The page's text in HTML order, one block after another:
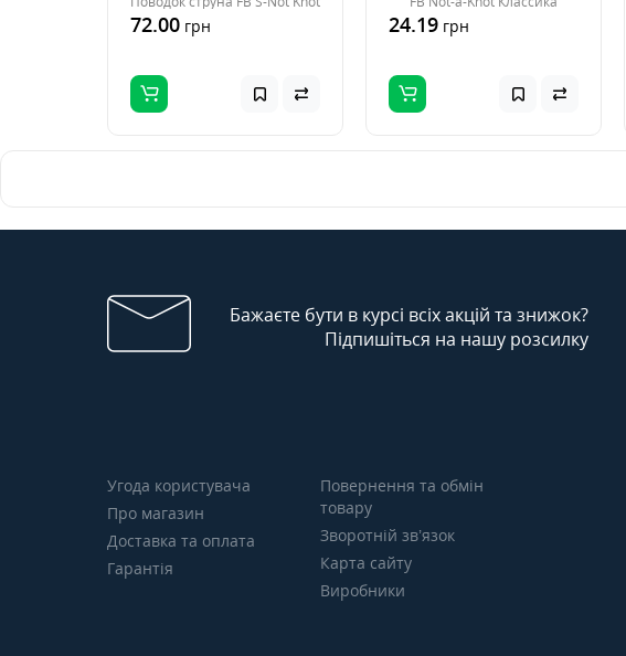
72.00 грн 24.19 грн
Бажаєте бути в курсі всіх акцій та знижок?
Підпишіться на нашу розсилку
Угода користувача
Про магазин
Доставка та оплата
Гарантія
Повернення та обмін
товару
Зворотній зв’язок
Карта сайту
Виробники